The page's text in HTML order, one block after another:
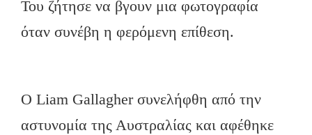
Του ζήτησε να βγουν μια φωτογραφία
όταν συνέβη η φερόμενη επίθεση.
Ο Liam Gallagher συνελήφθη από την
αστυνομία της Αυστραλίας και αφέθηκε